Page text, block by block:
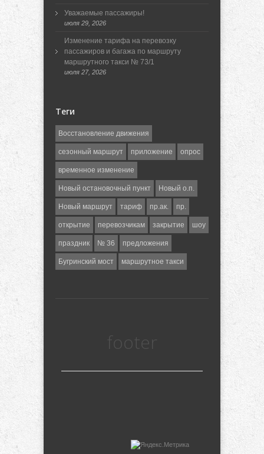
Уважаемые пассажиры!
июля 29, 2026
Изменение тарифа на перевозку
пассажиров и багажа по маршруту
маршрутного такси № 73/1
июля 27, 2026
Теги
Восстановление движения
сезонный маршрут приложение опрос
временное изменение
Новый остановочный пункт Новый о.п.
Новый маршрут тариф пр.ак. пр.
открытие перевозчикам закрытие шоу
праздник № 36 предложения
Бугринский мост маршрутное такси
footer